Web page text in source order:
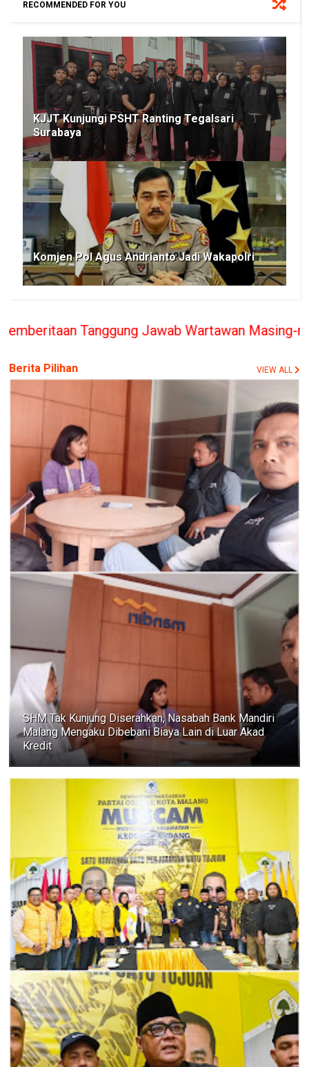
RECOMMENDED FOR YOU
KJJT Kunjungi PSHT Ranting Tegalsari
Surabaya
Komjen Pol Agus Andrianto Jadi Wakapolri
Jawab Wartawan Masing-masing, PT.
Berita Pilihan VIEW ALL
SHM Tak Kunjung Diserahkan, Nasabah Bank Mandiri
Malang Mengaku Dibebani Biaya Lain di Luar Akad
Kredit